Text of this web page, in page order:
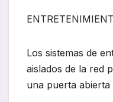
Los sistemas de
aislados de la red
una puerta abierta